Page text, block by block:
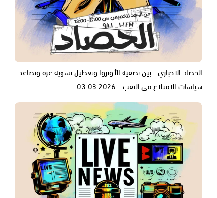
الحصاد الاخباري - بين تصفية الأونروا وتعطيل تسوية غزة وتصاعد
سياسات الاقتلاع في النقب - 03.08.2026